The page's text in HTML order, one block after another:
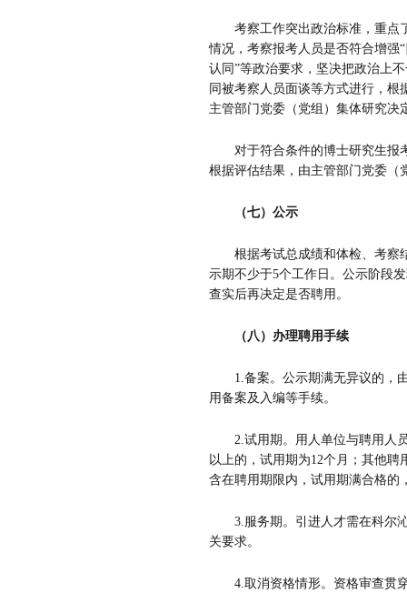
考察工作突出政治标准，重点
情况，考察报考人员是否符合增强“
认同 ”等政治要求，坚决把政治上
同被考察人员面谈等方式进行，
主管部门党委（党组）集体研究决
对于符合条件的博士研究生报
根据评估结果，由主管部门党委（
（七）公示
根据考试总成绩和体检、考察
示期不少于5个工作日。公示阶段
查实后再决定是否聘用。
（八）办理聘用手续
1.备案。公示期满无异议的，
用备案及入编等手续。
2.试用期。用人单位与聘用人
以上的，试用期为12个月；其他聘
含在聘用期限内，试用期满合格的
3.服务期。引进人才需在科尔
关要求。
4.取消资格情形。资格审查贯